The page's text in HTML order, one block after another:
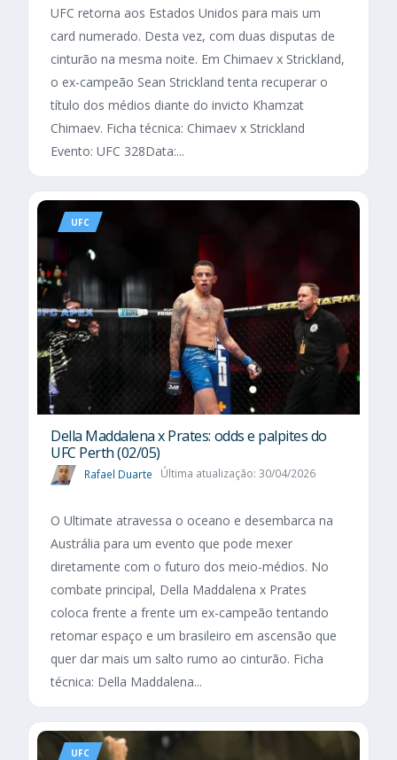
UFC retorna aos Estados Unidos para mais um
card numerado. Desta vez, com duas disputas de
cinturão na mesma noite. Em Chimaev x Strickland,
o ex-campeão Sean Strickland tenta recuperar o
título dos médios diante do invicto Khamzat
Chimaev. Ficha técnica: Chimaev x Strickland
Evento: UFC 328Data:...
UFC
Della Maddalena x Prates: odds e palpites do
UFC Perth (02/05)
Rafael Duarte Última atualização: 30/04/2026
O Ultimate atravessa o oceano e desembarca na
Austrália para um evento que pode mexer
diretamente com o futuro dos meio-médios. No
combate principal, Della Maddalena x Prates
coloca frente a frente um ex-campeão tentando
retomar espaço e um brasileiro em ascensão que
quer dar mais um salto rumo ao cinturão. Ficha
técnica: Della Maddalena...
UFC